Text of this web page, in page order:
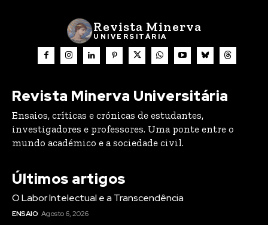
Revista Minerva
UNIVERSITÁRIA
Revista Minerva Universitária
Ensaios, críticas e crónicas de estudantes,
investigadores e professores. Uma ponte entre o
mundo académico e a sociedade civil.
Últimos artigos
O Labor Intelectual e a Transcendência
ENSAIO Agosto 6, 2026